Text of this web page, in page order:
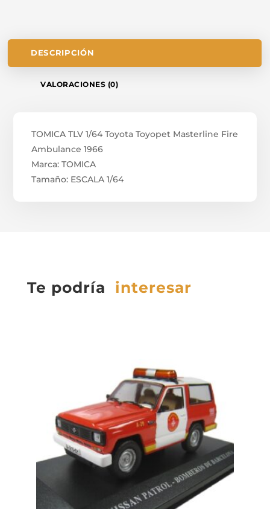
DESCRIPCIÓN
VALORACIONES (0)
TOMICA TLV 1/64 Toyota Toyopet Masterline Fire
Ambulance 1966
Marca: TOMICA
Tamaño: ESCALA 1/64
Te podría interesar